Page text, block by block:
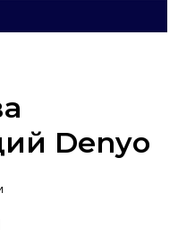
Denyo